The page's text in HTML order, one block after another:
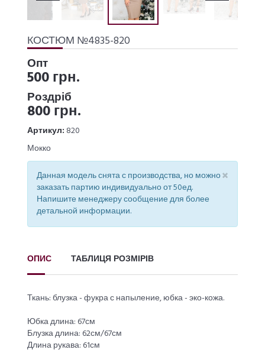
КОСТЮМ №4835-820
Опт
500 грн.
Роздріб
800 грн.
Артикул: 820
Мокко
×
Данная модель снята с производства, но можно
заказать партию индивидуально от 50ед.
Напишите менеджеру сообщение для более
детальной информации.
ОПИС ТАБЛИЦЯ РОЗМІРІВ
Ткань: блузка - фукра с напыление, юбка - эко-кожа.
Юбка длина: 67см
Блузка длина: 62см/67см
Длина рукава: 61см